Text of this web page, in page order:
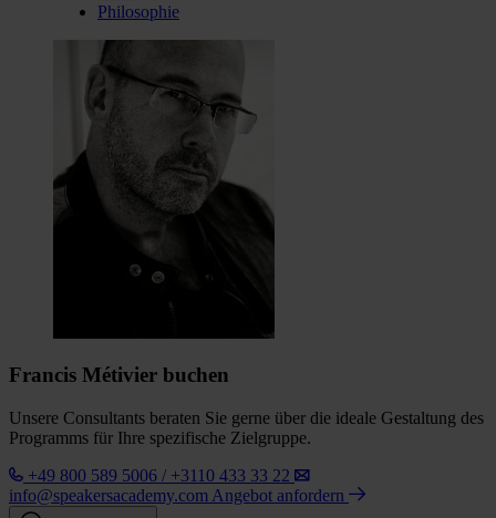
Philosophie
Francis Métivier buchen
Unsere Consultants beraten Sie gerne über die ideale Gestaltung des
Programms für Ihre spezifische Zielgruppe.
+49 800 589 5006 / +3110 433 33 22
info@speakersacademy.com Angebot anfordern